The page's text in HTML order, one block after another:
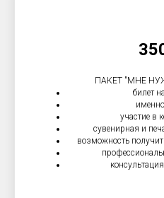
ПАКЕТ "МНЕ
билет
участие в
сувенирная и
возможность